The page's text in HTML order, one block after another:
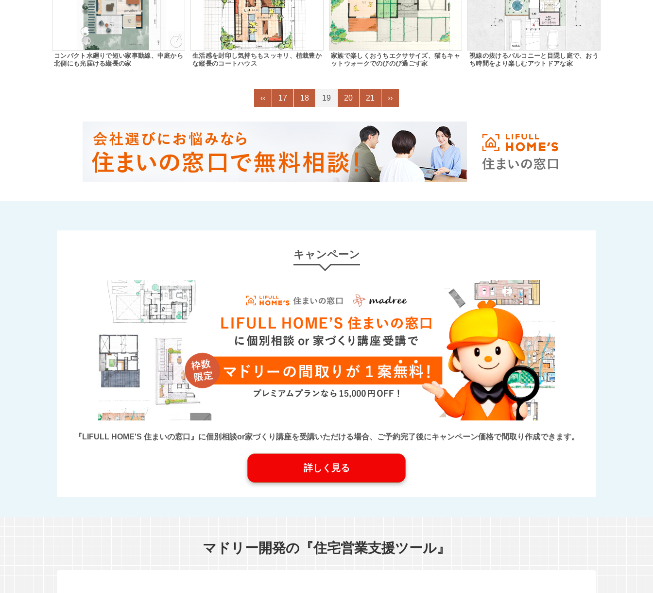
コンパクト水廻りで短い家事動線、中庭から
北側にも光届ける縦長の家
生活感を封印し気持ちもスッキリ、植栽豊か
な縦長のコートハウス
家族で楽しくおうちエクササイズ、猫もキャ
ットウォークでのびのび過ごす家
視線の抜けるバルコニーと目隠し庭で、おう
ち時間をより楽しむアウトドアな家
‹‹ 17 18 19 20 21 ››
キャンペーン
『LIFULL HOME'S 住まいの窓口』に個別相談or家づくり講座を受講いただける場合、ご予約完了後にキャンペーン価格で間取り作成できます。
詳しく見る
マドリー開発の『住宅営業支援ツール』